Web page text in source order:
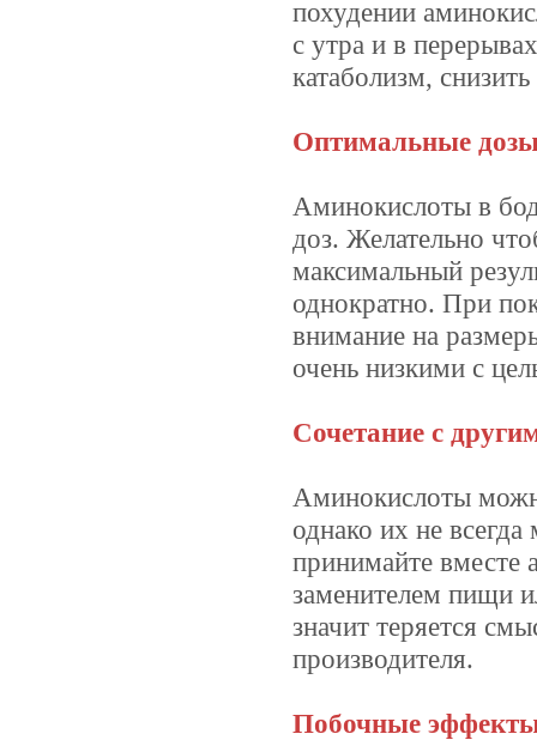
похудении
с утра и в
катаболизм,
Оптимальные
Аминокислоты в
доз. Желательно
максимальный
однократно. При
внимание на
очень низкими с
Сочетание с
Аминокислоты
однако их не
принимайте вместе
заменителем пищи
значит теряется
производителя.
Побочные эффекты